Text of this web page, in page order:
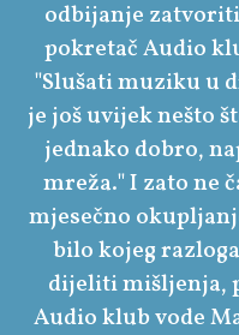
odbijanje
pokretač Audio
"Slušati muziku u
je još uvijek nešto
jednako dobro,
mreža." I zato ne
mjesečno
bilo kojeg
dijeliti mišljenja,
Audio klub vode